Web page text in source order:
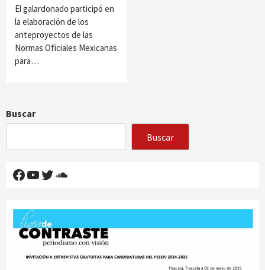
El galardonado participó en
la elaboración de los
anteproyectos de las
Normas Oficiales Mexicanas
para…
Buscar
Buscar
Facebook
YouTube
Twitter
SoundCloud